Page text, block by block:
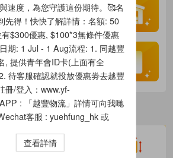
速度，為您守護這份期待。🥰名
先得！快快了解詳情：名額: 50
$300優惠, $100*3無條件優惠
期: 1 Jul - 1 Aug流程: 1. 同越豐
, 提供青年會ID卡(上面有全
待客服確認就投放優惠劵去越豐
冊/登入：www.yf-
: 「越豐物流」詳情可向我哋
客服 : yuehfung_hk 或
查看詳情